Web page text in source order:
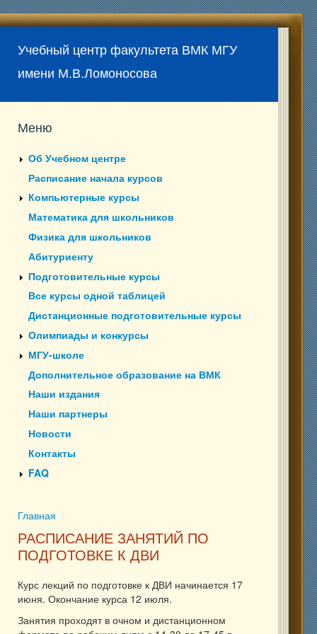
Учебный центр факультета ВМК МГУ
имени М.В.Ломоносова
Меню
Об Учебном центре
Расписание начала курсов
Компьютерные курсы
Математика для школьников
Физика для школьников
Абитуриенту
Подготовительные курсы
Все курсы одной таблицей
Дистанционные подготовительные курсы
Олимпиады и конкурсы
МГУ-школе
Дополнительное образование на ВМК
Наши издания
Наши партнеры
Новости
Контакты
FAQ
Вы здесь
Главная
РАСПИСАНИЕ ЗАНЯТИЙ ПО
ПОДГОТОВКЕ К ДВИ
Курс лекций по подготовке к ДВИ начинается 17
июня. Окончание курса 12 июля.
Занятия проходят в очном и дистанционном